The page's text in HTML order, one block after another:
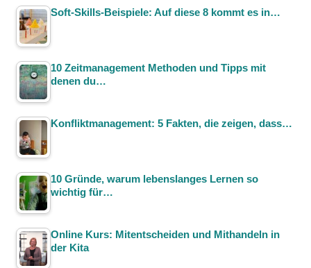
Soft-Skills-Beispiele: Auf diese 8 kommt es in…
10 Zeitmanagement Methoden und Tipps mit
denen du…
Konfliktmanagement: 5 Fakten, die zeigen, dass…
10 Gründe, warum lebenslanges Lernen so
wichtig für…
Online Kurs: Mitentscheiden und Mithandeln in
der Kita